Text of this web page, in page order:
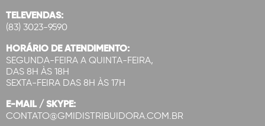
TELEVENDAS:
(83) 3023-9590
HORÁRIO DE ATENDIMENTO:
SEGUNDA-FEIRA A QUINTA-FEIRA,
DAS 8H ÀS 18H
SEXTA-FEIRA DAS 8H ÀS 17H
E-MAIL / SKYPE:
CONTATO@GMIDISTRIBUIDORA.COM.BR